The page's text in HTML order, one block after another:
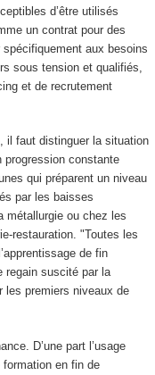
d’être utilisés
un contrat pour des
aux besoins
sous tension et qualifiés,
et de recrutement
il faut distinguer la situation
progression constante
qui préparent un niveau
par les baisses
métallurgie ou chez les
restauration. "Toutes les
de fin
regain suscité par la
les premiers niveaux de
D’une part l’usage
en fin de